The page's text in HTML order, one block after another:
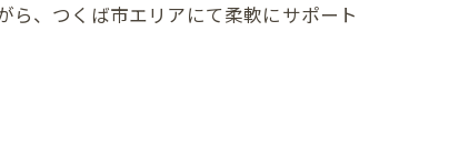
、つくば市エリアにて柔軟にサポート